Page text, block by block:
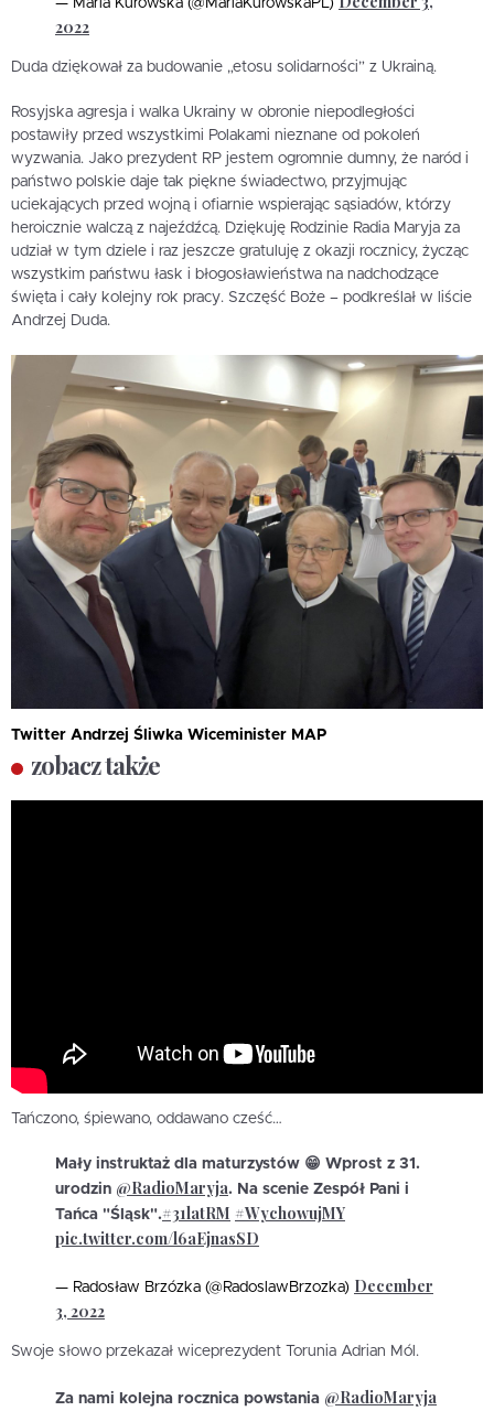
2022
Duda dziękował za budowanie „etosu solidarności” z Ukrainą.
Rosyjska agresja i walka Ukrainy w obronie niepodległości
postawiły przed wszystkimi Polakami nieznane od pokoleń
wyzwania. Jako prezydent RP jestem ogromnie dumny, że naród i
państwo polskie daje tak piękne świadectwo, przyjmując
uciekających przed wojną i ofiarnie wspierając sąsiadów, którzy
heroicznie walczą z najeźdźcą. Dziękuję Rodzinie Radia Maryja za
udział w tym dziele i raz jeszcze gratuluję z okazji rocznicy, życząc
wszystkim państwu łask i błogosławieństwa na nadchodzące
święta i cały kolejny rok pracy. Szczęść Boże – podkreślał w liście
Andrzej Duda.
Twitter Andrzej Śliwka Wiceminister MAP
zobacz także
Tańczono, śpiewano, oddawano cześć…
Mały instruktaż dla maturzystów 😁 Wprost z 31.
urodzin @RadioMaryja. Na scenie Zespół Pani i
Tańca "Śląsk".#31latRM #WychowujMY
pic.twitter.com/l6aEjnasSD
— Radosław Brzózka (@RadoslawBrzozka) December
3, 2022
Swoje słowo przekazał wiceprezydent Torunia Adrian Mól.
Za nami kolejna rocznica powstania @RadioMaryja